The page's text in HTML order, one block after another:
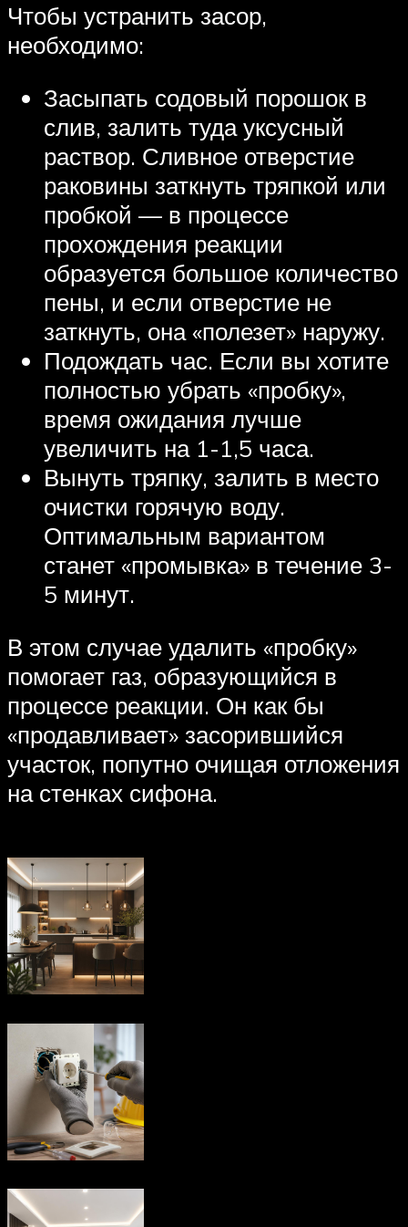
Чтобы устранить засор,
необходимо:
Засыпать содовый порошок в
слив, залить туда уксусный
раствор. Сливное отверстие
раковины заткнуть тряпкой или
пробкой — в процессе
прохождения реакции
образуется большое количество
пены, и если отверстие не
заткнуть, она «полезет» наружу.
Подождать час. Если вы хотите
полностью убрать «пробку»,
время ожидания лучше
увеличить на 1-1,5 часа.
Вынуть тряпку, залить в место
очистки горячую воду.
Оптимальным вариантом
станет «промывка» в течение 3-
5 минут.
В этом случае удалить «пробку»
помогает газ, образующийся в
процессе реакции. Он как бы
«продавливает» засорившийся
участок, попутно очищая отложения
на стенках сифона.